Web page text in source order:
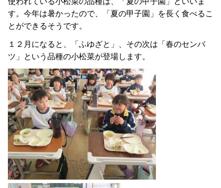
す。今年は暑かったので、「夏の甲子園」を長く食べるこ
とができるそうです。
１２月になると、「ふゆざと」、その次は「春のセンバ
ツ」という品種の小松菜が登場します。